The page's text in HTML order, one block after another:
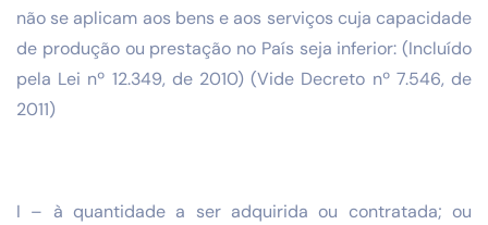
não se aplicam aos bens e aos serviços cuja capacidade
de produção ou prestação no País seja inferior: (Incluído
pela Lei nº 12.349, de 2010) (Vide Decreto nº 7.546, de
2011)
I – à quantidade a ser adquirida ou contratada; ou